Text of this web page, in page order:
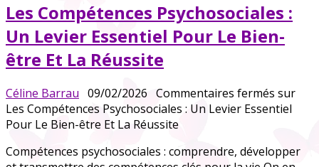
Les Compétences Psychosociales :
Un Levier Essentiel Pour Le Bien-
être Et La Réussite
Céline Barrau 09/02/2026 Commentaires fermés sur
Les Compétences Psychosociales : Un Levier Essentiel
Pour Le Bien-être Et La Réussite
Compétences psychosociales : comprendre, développer